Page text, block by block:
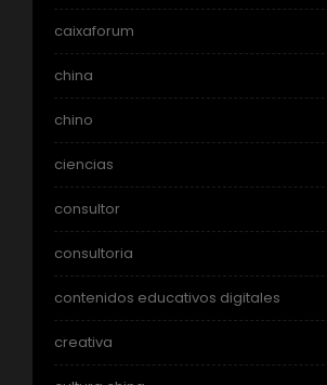
caixaforum
china
chino
ciencias
consultor
consultoria
contenidos educativos digitales
creativa